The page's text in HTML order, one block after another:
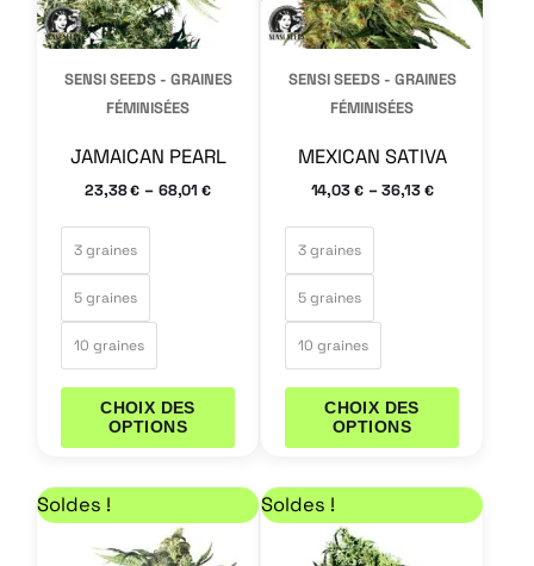
SENSI SEEDS - GRAINES
FÉMINISÉES
JAMAICAN PEARL
23,38€ – 68,01€
3 graines
5 graines
10 graines
CHOIX DES
OPTIONS
options
sur
du
produit
SENSI SEEDS - GRAINES
FÉMINISÉES
MEXICAN SATIVA
14,03 €–36,13 €
3 graines
5 graines
10 graines
CHOIX DES
OPTIONS
options
sur
du
produit
Soldes ! Plage de prix : 34,85 € à 110,50 €
Ce
Soldes ! Plage de prix :
Ce
produit